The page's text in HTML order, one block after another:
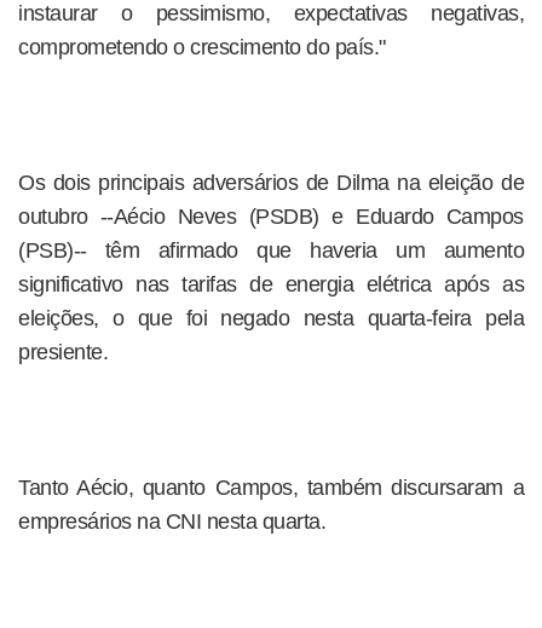
instaurar o pessimismo, expectativas negativas,
comprometendo o crescimento do país."
Os dois principais adversários de Dilma na eleição de
outubro --Aécio Neves (PSDB) e Eduardo Campos
(PSB)-- têm afirmado que haveria um aumento
significativo nas tarifas de energia elétrica após as
eleições, o que foi negado nesta quarta-feira pela
presiente.
Tanto Aécio, quanto Campos, também discursaram a
empresários na CNI nesta quarta.